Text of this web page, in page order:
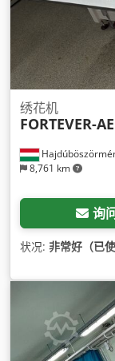
8,761 km
绣花机
FORTEVER-
询
状况: 非常好（已使